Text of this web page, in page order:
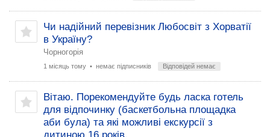
Чи надійний перевізник Любосвіт з Хорватії
в Україну?
Чорногорія
1 місяць тому • немає підписників Відповідей немає
Вітаю. Порекомендуйте будь ласка готель
для відпочинку (баскетбольна площадка
аби була) та які можливі екскурсії з